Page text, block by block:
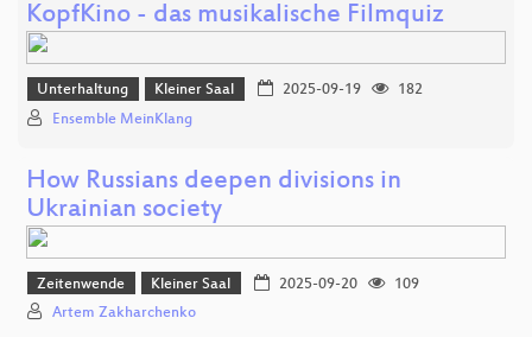
KopfKino - das musikalische Filmquiz
Unterhaltung Kleiner Saal 2025-09-19
182
Ensemble MeinKlang
How Russians deepen divisions in
Ukrainian society
Zeitenwende Kleiner Saal 2025-09-20
109
Artem Zakharchenko